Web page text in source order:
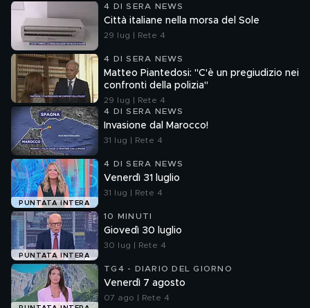
4 DI SERA NEWS
Città italiane nella morsa del Sole
29 lug | Rete 4
4 DI SERA NEWS
Matteo Piantedosi: "C'è un pregiudizio nei
confronti della polizia"
29 lug | Rete 4
4 DI SERA NEWS
Invasione dal Marocco!
31 lug | Rete 4
PUNTATA INTERA
4 DI SERA NEWS
Venerdì 31 luglio
31 lug | Rete 4
PUNTATA INTERA
10 MINUTI
Giovedì 30 luglio
30 lug | Rete 4
TG4 - DIARIO DEL GIORNO
Venerdì 7 agosto
07 ago | Rete 4